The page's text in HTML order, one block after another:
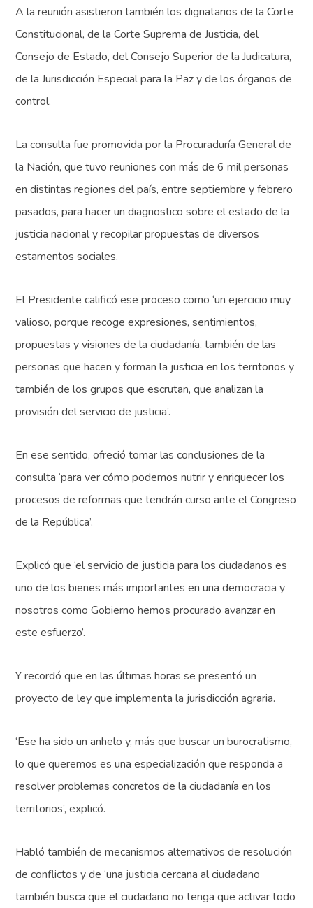
A la reunión asistieron también los dignatarios de la Corte
Constitucional, de la Corte Suprema de Justicia, del
Consejo de Estado, del Consejo Superior de la Judicatura,
de la Jurisdicción Especial para la Paz y de los órganos de
control.
La consulta fue promovida por la Procuraduría General de
la Nación, que tuvo reuniones con más de 6 mil personas
en distintas regiones del país, entre septiembre y febrero
pasados, para hacer un diagnostico sobre el estado de la
justicia nacional y recopilar propuestas de diversos
estamentos sociales.
El Presidente calificó ese proceso como ‘un ejercicio muy
valioso, porque recoge expresiones, sentimientos,
propuestas y visiones de la ciudadanía, también de las
personas que hacen y forman la justicia en los territorios y
también de los grupos que escrutan, que analizan la
provisión del servicio de justicia’.
En ese sentido, ofreció tomar las conclusiones de la
consulta ‘para ver cómo podemos nutrir y enriquecer los
procesos de reformas que tendrán curso ante el Congreso
de la República’.
Explicó que ‘el servicio de justicia para los ciudadanos es
uno de los bienes más importantes en una democracia y
nosotros como Gobierno hemos procurado avanzar en
este esfuerzo’.
Y recordó que en las últimas horas se presentó un
proyecto de ley que implementa la jurisdicción agraria.
‘Ese ha sido un anhelo y, más que buscar un burocratismo,
lo que queremos es una especialización que responda a
resolver problemas concretos de la ciudadanía en los
territorios’, explicó.
Habló también de mecanismos alternativos de resolución
de conflictos y de ‘una justicia cercana al ciudadano
también busca que el ciudadano no tenga que activar todo